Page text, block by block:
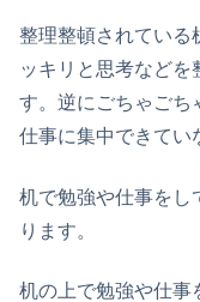
整理整頓されている
ッキリと思考などを
す。逆にごちゃごち
仕事に集中できてい
机で勉強や仕事をし
ります。
机の上で勉強や仕事